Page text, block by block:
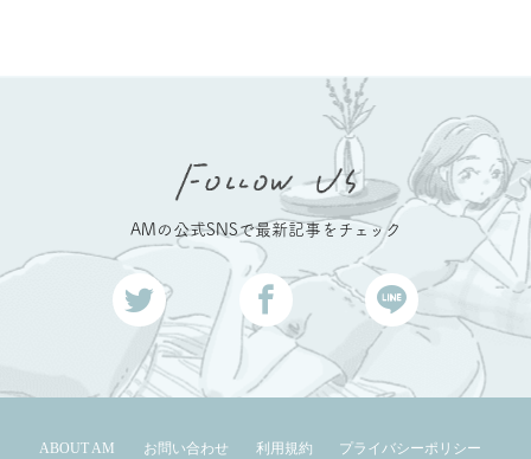
AMの公式SNSで最新記事をチェック
ABOUT AM お問い合わせ 利用規約
プライバシーポリシー